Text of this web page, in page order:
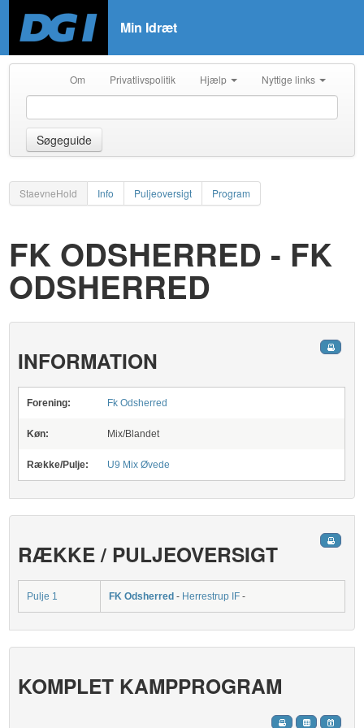
Min Idræt
Om Privatlivspolitik Hjælp Nyttige links
Søgeguide
StaevneHold Info Puljeoversigt Program
FK ODSHERRED - FK
ODSHERRED
INFORMATION
Forening: Fk Odsherred
Køn: Mix/Blandet
Række/Pulje: U9 Mix Øvede
RÆKKE / PULJEOVERSIGT
Pulje 1 FK Odsherred - Herrestrup IF -
KOMPLET KAMPPROGRAM